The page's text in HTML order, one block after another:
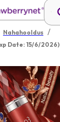
Nahahooldus /
Date: 15/6/2026)